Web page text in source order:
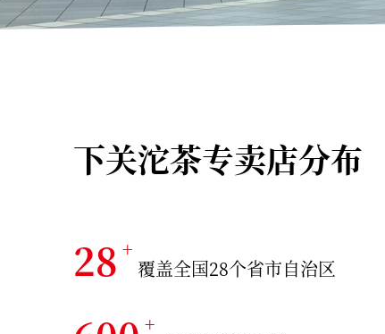
下关沱茶专卖店分布
28 +
覆盖全国28个省市自治区
+